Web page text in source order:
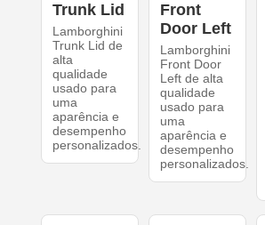
Trunk Lid
Lamborghini
Trunk Lid de
alta
qualidade
usado para
uma
aparência e
desempenho
personalizados.
Front
Door Left
Lamborghini
Front Door
Left de alta
qualidade
usado para
uma
aparência e
desempenho
personalizados.